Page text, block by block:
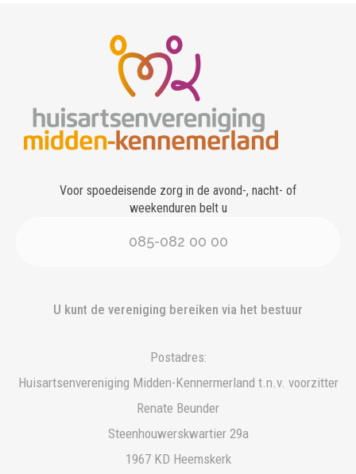
Voor spoedeisende zorg in de avond-, nacht- of
weekenduren belt u
085-082 00 00
U kunt de vereniging bereiken via het bestuur
Postadres:
Huisartsenvereniging Midden-Kennermerland t.n.v. voorzitter
Renate Beunder
Steenhouwerskwartier 29a
1967 KD Heemskerk